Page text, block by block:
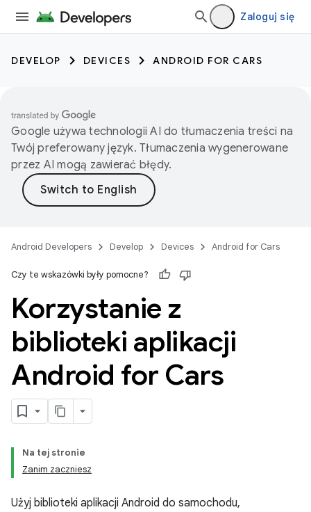
Zaloguj się
DEVELOP DEVICES ANDROID FOR CARS
Google używa technologii AI do tłumaczenia treści na
Twój preferowany język. Tłumaczenia wygenerowane
przez AI mogą zawierać błędy.
Android Developers Develop Devices Android for Cars
Czy te wskazówki były pomocne?
Korzystanie z
biblioteki aplikacji
Android for Cars
Na tej stronie
Zanim zaczniesz
Użyj biblioteki aplikacji Android do samochodu,